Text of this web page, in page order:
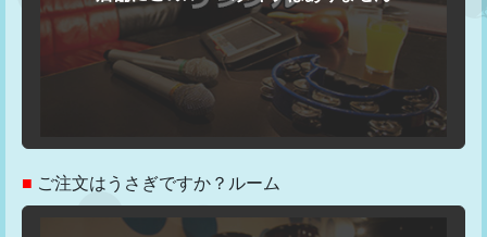
■ ご注文はうさぎですか？ルーム